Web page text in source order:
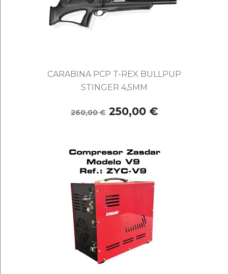
CARABINA PCP T-REX BULLPUP
STINGER 4,5MM
260,00 € 250,00 €